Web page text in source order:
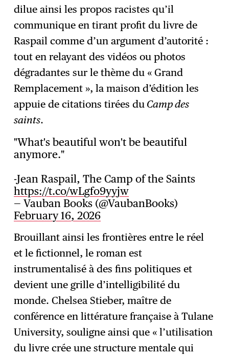
dilue ainsi les propos racistes qu’il
communique en tirant profit du livre de
Raspail comme d’un argument d’autorité :
tout en relayant des vidéos ou photos
dégradantes sur le thème du « Grand
Remplacement », la maison d’édition les
appuie de citations tirées du Camp des
saints.
"What's beautiful won't be beautiful
anymore."
-Jean Raspail, The Camp of the Saints
https://t.co/wLgfo9yyjw
— Vauban Books (@VaubanBooks)
February 16, 2026
Brouillant ainsi les frontières entre le réel
et le fictionnel, le roman est
instrumentalisé à des fins politiques et
devient une grille d’intelligibilité du
monde. Chelsea Stieber, maître de
conférence en littérature française à Tulane
University, souligne ainsi que « l’utilisation
du livre crée une structure mentale qui